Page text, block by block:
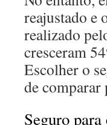
reajustado e
realizado
cresceram
Escolher o
de comparar
Seguro